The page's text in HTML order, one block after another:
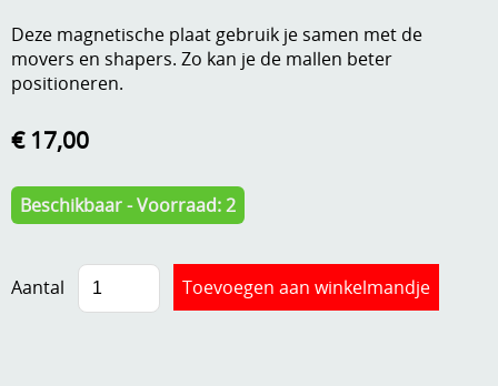
Embossen
Hechtingsmaterialen
Hout , MDF, kartonmateriaal, steen
Kneedmateriaal
Anders creatief
Gastenboek
Deze magnetische plaat gebruik je samen met de
movers en shapers. Zo kan je de mallen beter
positioneren.
€ 17,00
Beschikbaar - Voorraad: 2
Aantal